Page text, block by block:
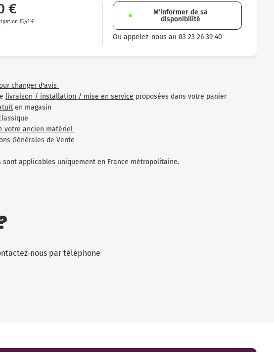
€
15,42 €
M'informer de sa
disponibilité
Ou appelez-nous au 03 23 26 39 40
changer d'avis
livraison / installation / mise en service proposées dans votre panier
en magasin
votre ancien matériel
Générales de Vente
sont applicables uniquement en France métropolitaine.
nous par téléphone